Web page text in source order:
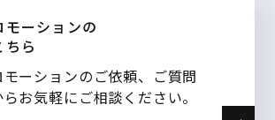
モーションの
ちら
ーションのご依頼、ご質問
お気軽にご相談ください。